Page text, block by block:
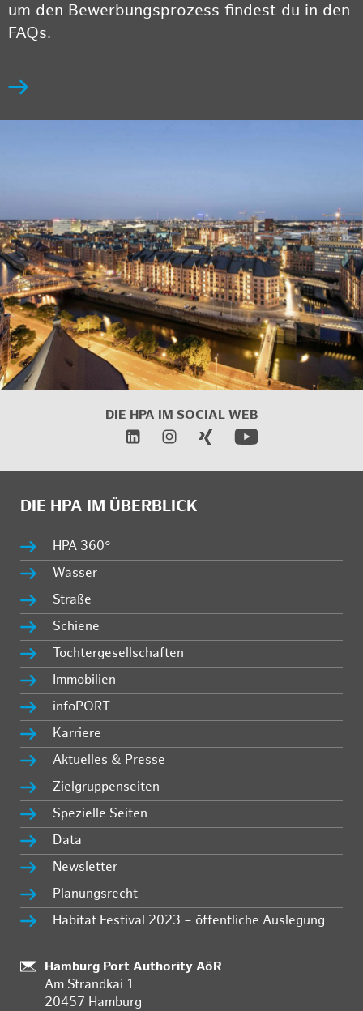
um den Bewerbungsprozess findest du in den
FAQs.
DIE HPA IM SOCIAL WEB
DIE HPA IM ÜBERBLICK
HPA 360°
Wasser
Straße
Schiene
Tochtergesellschaften
Immobilien
infoPORT
Karriere
Aktuelles & Presse
Zielgruppenseiten
Spezielle Seiten
Data
Newsletter
Planungsrecht
Habitat Festival 2023 – öffentliche Auslegung
Standort:
Hamburg Port Authority AöR
Am Strandkai 1
20457 Hamburg